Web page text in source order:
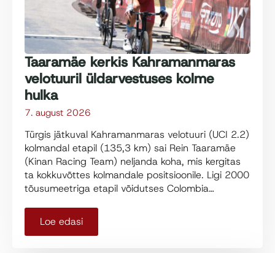
Taaramäe kerkis Kahramanmaras
velotuuril üldarvestuses kolme
hulka
7. august 2026
Türgis jätkuval Kahramanmaras velotuuri (UCI 2.2)
kolmandal etapil (135,3 km) sai Rein Taaramäe
(Kinan Racing Team) neljanda koha, mis kergitas
ta kokkuvõttes kolmandale positsioonile. Ligi 2000
tõusumeetriga etapil võidutses Colombia…
Loe edasi